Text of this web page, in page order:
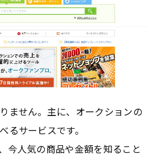
ません。主に、オークションの
るサービスです。
今人気の商品や金額を知ること